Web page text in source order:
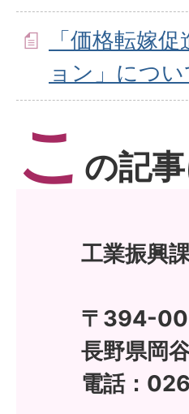
「価格転嫁
ョン」につい
こ の記
工業振興
〒394-
長野県岡
電話：